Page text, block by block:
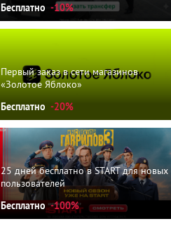
Бесплатно -10%
Первый заказ в сети магазинов
«Золотое Яблоко»
Бесплатно -20%
25 дней бесплатно в START для новых
пользователей
Бесплатно -100%